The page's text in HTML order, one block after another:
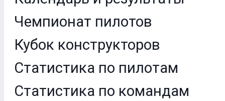
Чемпионат пилотов
Кубок конструкторов
Статистика по пилотам
Статистика по командам